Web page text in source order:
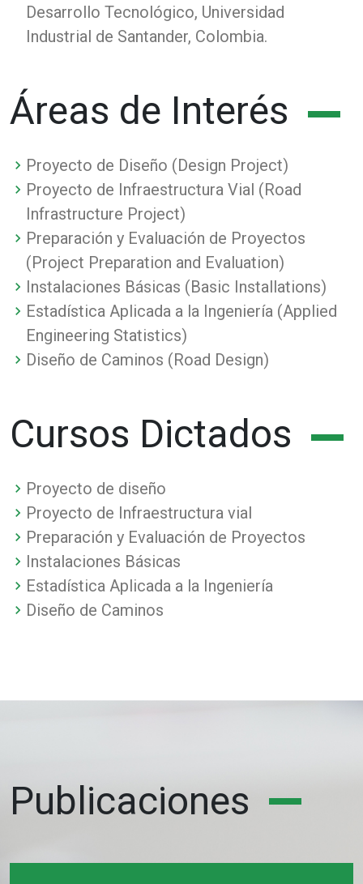
Desarrollo Tecnológico, Universidad
Industrial de Santander, Colombia.
Áreas de Interés
Proyecto de Diseño (Design Project)
Proyecto de Infraestructura Vial (Road
Infrastructure Project)
Preparación y Evaluación de Proyectos
(Project Preparation and Evaluation)
Instalaciones Básicas (Basic Installations)
Estadística Aplicada a la Ingeniería (Applied
Engineering Statistics)
Diseño de Caminos (Road Design)
Cursos Dictados
Proyecto de diseño
Proyecto de Infraestructura vial
Preparación y Evaluación de Proyectos
Instalaciones Básicas
Estadística Aplicada a la Ingeniería
Diseño de Caminos
Publicaciones